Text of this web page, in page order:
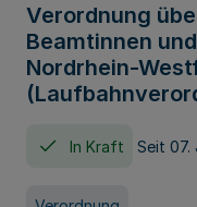
Verordnung
Beamtinnen
Nordrhein-
In Kraft Seit 07.